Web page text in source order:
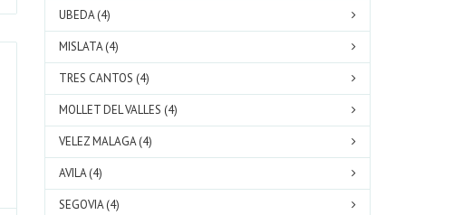
UBEDA (4)
MISLATA (4)
TRES CANTOS (4)
MOLLET DEL VALLES (4)
VELEZ MALAGA (4)
AVILA (4)
SEGOVIA (4)